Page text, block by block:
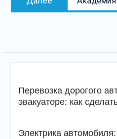
запись
Перевозка дорогого
эвакуаторе: как
Электрика